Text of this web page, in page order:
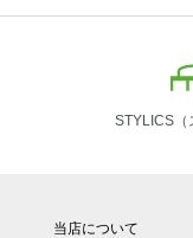
STYLICS（
当店について